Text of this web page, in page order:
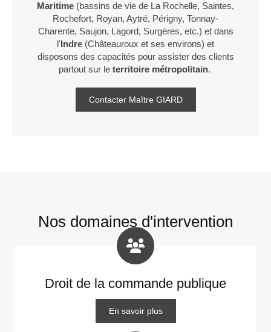
Maritime (bassins de vie de La Rochelle, Saintes,
Rochefort, Royan, Aytré, Périgny, Tonnay-
Charente, Saujon, Lagord, Surgères, etc.) et dans
l'Indre (Châteauroux et ses environs) et
disposons des capacités pour assister des clients
partout sur le territoire métropolitain.
Contacter Maître GIARD
Nos domaines d'intervention
Droit de la commande publique
En savoir plus